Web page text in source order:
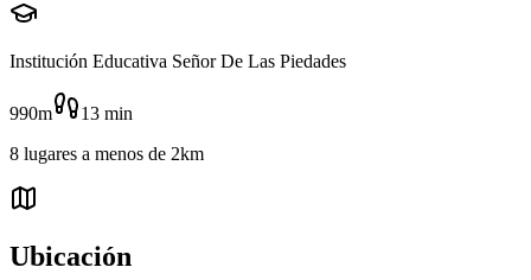
Institución Educativa Señor De Las Piedades
990m 13 min
8 lugares a menos de 2km
Ubicación